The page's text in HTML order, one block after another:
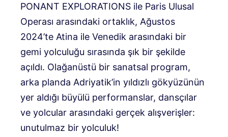
PONANT EXPLORATIONS ile Paris Ulusal
Operası arasındaki ortaklık, Ağustos
2024’te Atina ile Venedik arasındaki bir
gemi yolculuğu sırasında şık bir şekilde
açıldı. Olağanüstü bir sanatsal program,
arka planda Adriyatik’in yıldızlı gökyüzünün
yer aldığı büyülü performanslar, dansçılar
ve yolcular arasındaki gerçek alışverişler:
unutulmaz bir yolculuk!